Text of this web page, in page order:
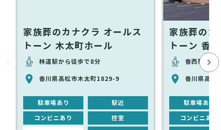
家族葬のカナクラ オールス
トーン 木太町ホール
林道駅から徒歩で8分
香川県高松市木太町1829-9
駐車場あり 駅近
コンビニあり 控室
家族葬のカ
トーン 香西
香西駅から
香川県高松
駐車場あり
コンビニあり